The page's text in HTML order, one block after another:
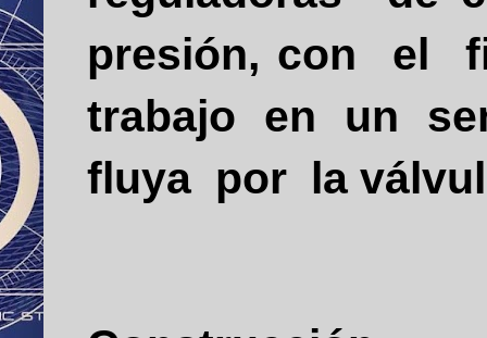
presión, con el
trabajo en un
fluya por la